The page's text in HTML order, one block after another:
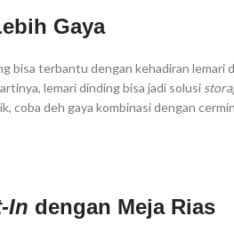
Gaya
bisa terbantu dengan kehadiran lemari
lemari dinding bisa jadi solusi
coba deh gaya kombinasi dengan
In dengan Meja Rias